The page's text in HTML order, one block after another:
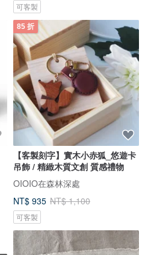
可客製
85 折
【客製刻字】實木小赤狐_悠遊卡
吊飾 / 精緻木質文創 質感禮物
OIOIO在森林深處
NT$ 935 NT$ 1,100
可客製